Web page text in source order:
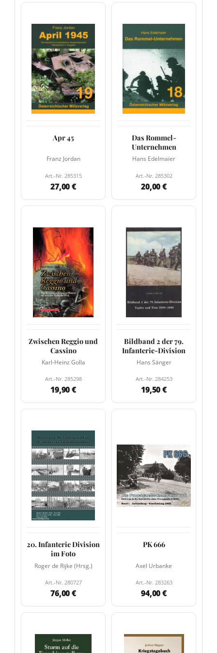
Apr 45
Franz Jordan
Art.-Nr. 285315
27,00 €
Das Rommel-
Unternehmen
Hans Edelmaier
Art.-Nr. 285302
20,00 €
Zwischen Reggio und
Cassino
Karl-Heinz Golla
Art.-Nr. 285298
19,90 €
Bildband 2 der 79.
Infanterie-Division
Hans Sänger
Art.-Nr. 284253
19,50 €
20. Infanterie Division
im Foto
Roger de Rijke (Hrsg.)
Art.-Nr. 280727
76,00 €
PK 666
Axel Urbanke
Art.-Nr. 283263
94,00 €